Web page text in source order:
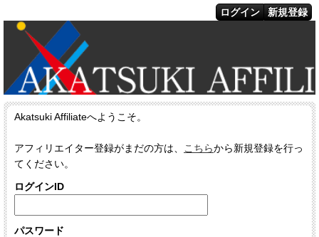
新規登録
ログイン
Akatsuki Affiliateへようこそ。
アフィリエイター登録がまだの方は、 こちらから新規登録を行っ
てください。
ログインID
パスワード